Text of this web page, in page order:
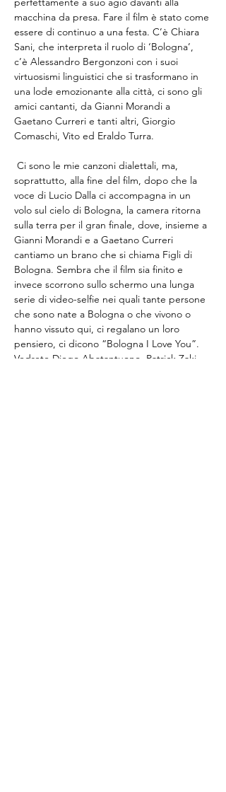
macchina da presa. Fare il film è stato come
essere di continuo a una festa. C’è Chiara
Sani, che interpreta il ruolo di ‘Bologna’,
c’è Alessandro Bergonzoni con i suoi
virtuosismi linguistici che si trasformano in
una lode emozionante alla città, ci sono gli
amici cantanti, da Gianni Morandi a
Gaetano Curreri e tanti altri, Giorgio
Comaschi, Vito ed Eraldo Turra.
soprattutto, alla fine del film, dopo che la
voce di Lucio Dalla ci accompagna in un
volo sul cielo di Bologna, la camera ritorna
sulla terra per il gran finale, dove, insieme a
Gianni Morandi e a Gaetano Curreri
cantiamo un brano che si chiama Figli di
Bologna. Sembra che il film sia finito e
invece scorrono sullo schermo una lunga
serie di video-selfie nei quali tante persone
che sono nate a Bologna o che vivono o
hanno vissuto qui, ci regalano un loro
pensiero, ci dicono “Bologna I Love You”.
Vedrete Diego Abatantuono, Patrick Zaki,